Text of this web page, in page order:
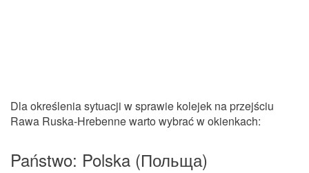
Dla określenia sytuacji w sprawie kolejek na przejściu
Rawa Ruska-Hrebenne warto wybrać w okienkach:
Państwo: Polska (Польща)